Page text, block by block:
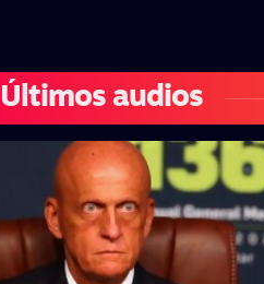
Últimos audios